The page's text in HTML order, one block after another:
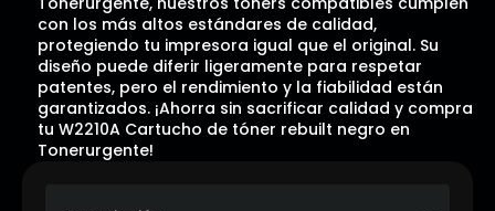
con los más altos estándares de calidad,
protegiendo tu impresora igual que el original. Su
diseño puede diferir ligeramente para respetar
patentes, pero el rendimiento y la fiabilidad están
garantizados. ¡Ahorra sin sacrificar calidad y compra
tu W2210A Cartucho de tóner rebuilt negro en
Tonerurgente!